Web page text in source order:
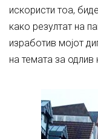
искористи тоа,
како резултат на
изработив мојот
на темата за